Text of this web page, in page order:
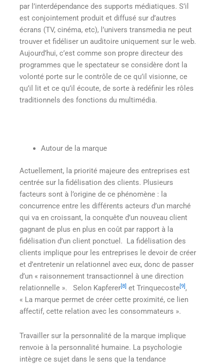
par l’interdépendance des supports médiatiques. S’il
est conjointement produit et diffusé sur d’autres
écrans (TV, cinéma, etc), l’univers transmedia ne peut
trouver et fidéliser un auditoire uniquement sur le web.
Aujourd’hui, c’est comme son propre directeur des
programmes que le spectateur se considère dont la
volonté porte sur le contrôle de ce qu’il visionne, ce
qu’il lit et ce qu’il écoute, de sorte à redéfinir les rôles
traditionnels des fonctions du multimédia.
Autour de la marque
Actuellement, la priorité majeure des entreprises est
centrée sur la fidélisation des clients. Plusieurs
facteurs sont à l’origine de ce phénomène : la
concurrence entre les différents acteurs d’un marché
qui va en croissant, la conquête d’un nouveau client
gagnant de plus en plus en coût par rapport à la
fidélisation d’un client ponctuel. La fidélisation des
clients implique pour les entreprises le devoir de créer
et d’entretenir un relationnel avec eux, donc de passer
d’un « raisonnement transactionnel à une direction
relationnelle ». Selon Kapferer[8] et Trinquecoste[9] ,
« La marque permet de créer cette proximité, ce lien
affectif, cette relation avec les consommateurs ».
Travailler sur la personnalité de la marque implique
renvoie à la personnalité humaine. La psychologie
intègre ce sujet dans le sens que la tendance